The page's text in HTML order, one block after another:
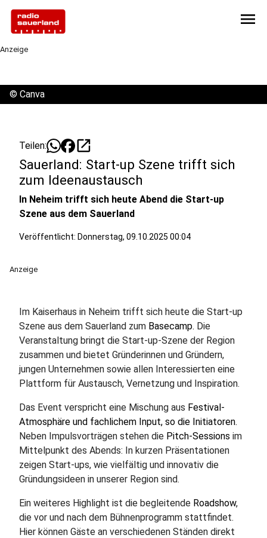
menu
Anzeige
© Canva
Teilen: open_in_new
Sauerland: Start-up Szene trifft sich
zum Ideenaustausch
In Neheim trifft sich heute Abend die Start-up
Szene aus dem Sauerland
Veröffentlicht: Donnerstag, 09.10.2025 00:04
Anzeige
Im Kaiserhaus in Neheim trifft sich heute die Start-up
Szene aus dem Sauerland zum Basecamp. Die
Veranstaltung bringt die Start-up-Szene der Region
zusammen und bietet Gründerinnen und Gründern,
jungen Unternehmen sowie allen Interessierten eine
Plattform für Austausch, Vernetzung und Inspiration.
Das Event verspricht eine Mischung aus Festival-
Atmosphäre und fachlichem Input, so die Initiatoren.
Neben Impulsvorträgen stehen die Pitch-Sessions im
Mittelpunkt des Abends: In kurzen Präsentationen
zeigen Start-ups, wie vielfältig und innovativ die
Gründungsideen in unserer Region sind.
Ein weiteres Highlight ist die begleitende Roadshow,
die vor und nach dem Bühnenprogramm stattfindet.
Hier können Gäste an verschiedenen Ständen direkt